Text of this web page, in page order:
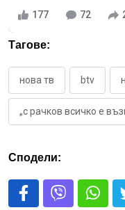
177 72
Тагове:
нова тв btv
„с рачков всичко е
Сподели: